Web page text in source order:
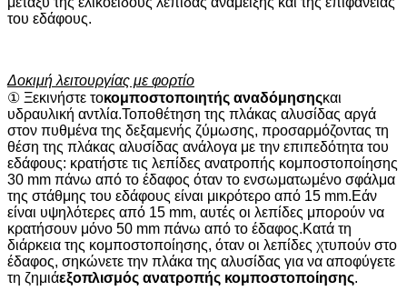
του εδάφους.
Δοκιμή λειτουργίας με φορτίο
① Ξεκινήστε τοκομποστοποιητής αναδόμησηςκαι
υδραυλική αντλία.Τοποθέτηση της πλάκας αλυσίδας αργά
στον πυθμένα της δεξαμενής ζύμωσης, προσαρμόζοντας τη
θέση της πλάκας αλυσίδας ανάλογα με την επιπεδότητα του
εδάφους: κρατήστε τις λεπίδες ανατροπής κομποστοποίησης
30 mm πάνω από το έδαφος όταν το ενσωματωμένο σφάλμα
της στάθμης του εδάφους είναι μικρότερο από 15 mm.Εάν
είναι υψηλότερες από 15 mm, αυτές οι λεπίδες μπορούν να
κρατήσουν μόνο 50 mm πάνω από το έδαφος.Κατά τη
διάρκεια της κομποστοποίησης, όταν οι λεπίδες χτυπούν στο
έδαφος, σηκώνετε την πλάκα της αλυσίδας για να αποφύγετε
τη ζημιάεξοπλισμός ανατροπής κομποστοποίησης.